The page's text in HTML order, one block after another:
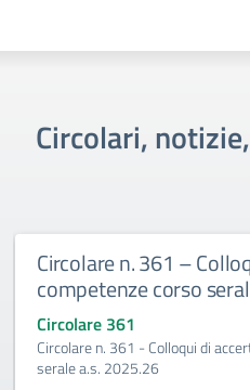
Circolari,
di accertamento
serale a.s. 2025.26
di accertamento competenze corso